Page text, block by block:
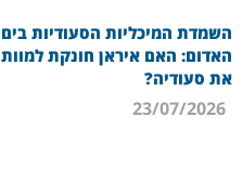
השמדת המיכליות הסעודיות בים
האדום: האם איראן חונקת למוות
את סעודיה?
23/07/2026